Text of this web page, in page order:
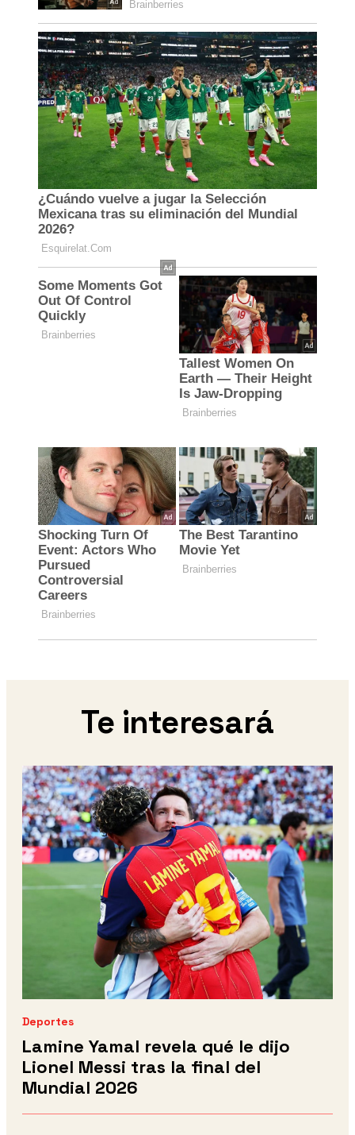
Te interesará
Deportes
Lamine Yamal revela qué le dijo
Lionel Messi tras la final del
Mundial 2026